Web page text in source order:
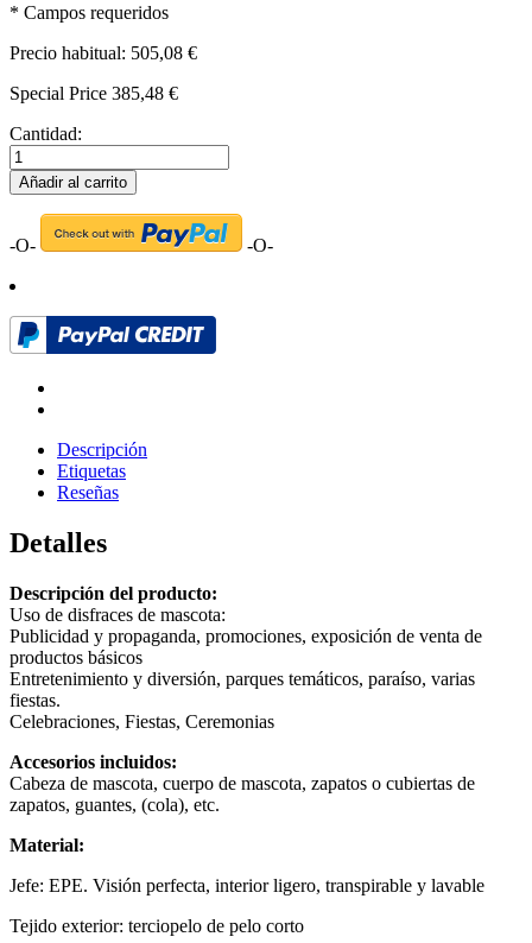
* Campos requeridos
Precio habitual: 505,08 €
Special Price 385,48 €
Cantidad:
Añadir al carrito
-O- -O-
Descripción
Etiquetas
Reseñas
Detalles
Descripción del producto:
Uso de disfraces de mascota:
Publicidad y propaganda, promociones, exposición de venta de
productos básicos
Entretenimiento y diversión, parques temáticos, paraíso, varias
fiestas.
Celebraciones, Fiestas, Ceremonias
Accesorios incluidos:
Cabeza de mascota, cuerpo de mascota, zapatos o cubiertas de
zapatos, guantes, (cola), etc.
Material:
Jefe: EPE. Visión perfecta, interior ligero, transpirable y lavable
Tejido exterior: terciopelo de pelo corto